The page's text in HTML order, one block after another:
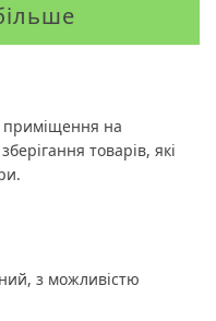
приміщення на
товарів, які
з можливістю